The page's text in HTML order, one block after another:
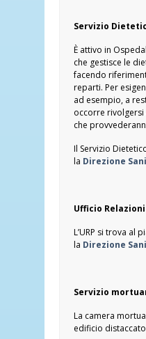
Servizio
È attivo in
che gestisce le
facendo
reparti. Per
ad esempio, a
occorre
che
Il Servizio
la Direzione
Ufficio
L’URP si trova al
la Direzione
Servizio
La camera
edificio